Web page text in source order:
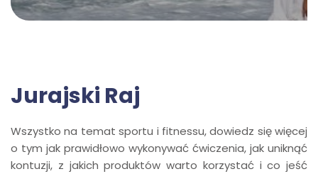
Jurajski Raj
Wszystko na temat sportu i fitnessu, dowiedz się więcej
o tym jak prawidłowo wykonywać ćwiczenia, jak uniknąć
kontuzji, z jakich produktów warto korzystać i co jeść